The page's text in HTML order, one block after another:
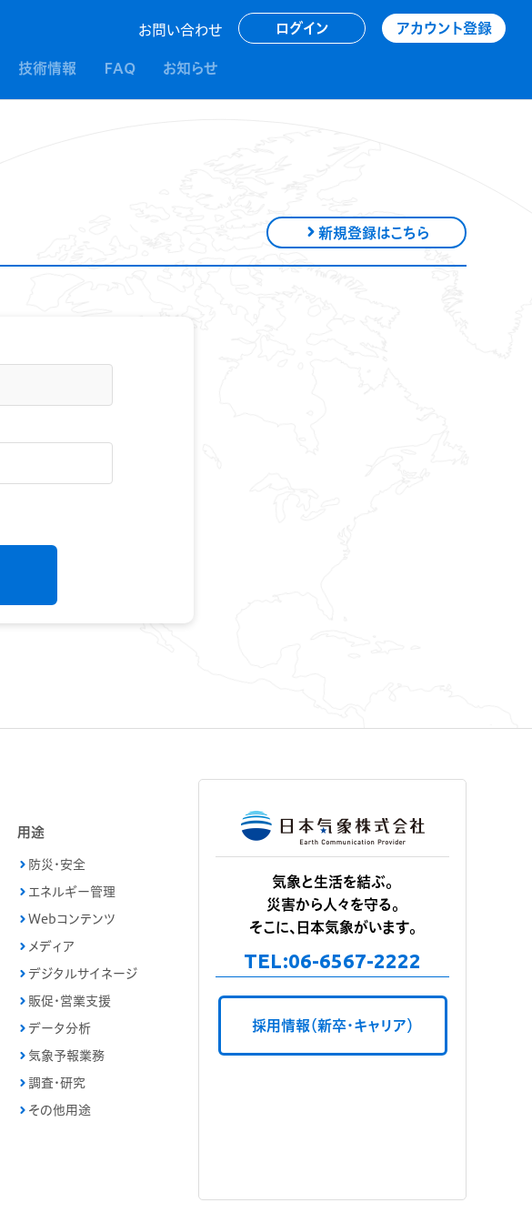
お問い合わせ ログイン アカウント登録
技術情報 FAQ お知らせ
新規登録はこちら
用途
防災・安全
エネルギー管理
Webコンテンツ
メディア
デジタルサイネージ
販促・営業支援
データ分析
気象予報業務
調査・研究
その他用途
気象と生活を結ぶ。
災害から人々を守る。
そこに、日本気象がいます。
TEL:06-6567-2222
採用情報（新卒・キャリア）